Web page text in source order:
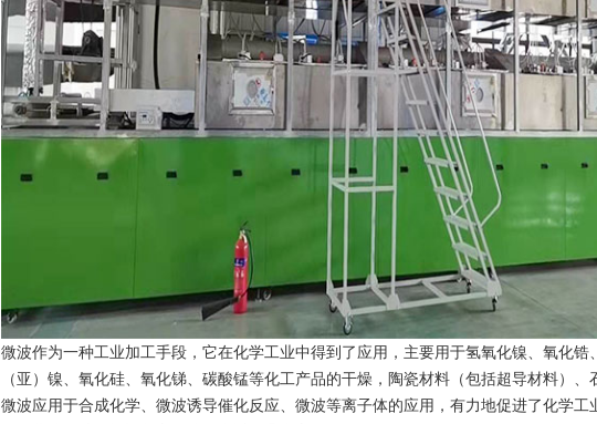
微波作为一种工业加工手段，它在化学工业中得到了应用，主要用于氢氧化镍、氧化
（亚）镍、氧化硅、氧化锑、碳酸锰等化工产品的干燥，陶瓷材料（包括超导材料）
微波应用于合成化学、微波诱导催化反应、微波等离子体的应用，有力地促进了化学工